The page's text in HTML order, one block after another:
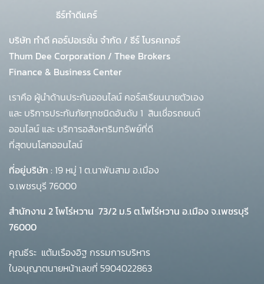
ธีร์ทำดีแคร์
บริษัท ทำดี คอร์ปอเรชั่น จำกัด / ธีร์ โบรคเกอร์
Thum Dee Corporation / Thee Brokers
Finance & Business Center
เราคือ ผู้นำด้านประกันออนไลน์ คอร์สเรียนนายตัวเอง
และ บริการประกันภัยทุกชนิดอันดับ 1 สินเชื่อรถยนต์
ออนไลน์ และ บริการอสังหาริมทรัพย์ที่ดี
ที่สุดบนโลกออนไลน์
ที่อยู่บริษัท : 19 หมู่ 1 ต.นาพันสาม อ.เมือง
จ.เพชรบุรี 76000
สำนักงาน 2 โพโร่หวาน 73/2 ม.5 ต.โพไร่หวาน อ.เมือง จ.เพชรบุรี
76000
คุณธีระ แต้มเรืองอิฐ กรรมการบริหาร
ใบอนุญาตนายหน้าเลขที่ 5904022863